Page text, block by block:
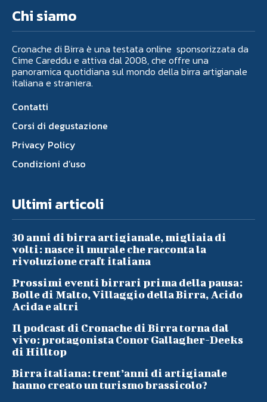
Chi siamo
Cronache di Birra è una testata online sponsorizzata da
Cime Careddu e attiva dal 2008, che offre una
panoramica quotidiana sul mondo della birra artigianale
italiana e straniera.
Contatti
Corsi di degustazione
Privacy Policy
Condizioni d’uso
Ultimi articoli
30 anni di birra artigianale, migliaia di
volti: nasce il murale che racconta la
rivoluzione craft italiana
Prossimi eventi birrari prima della pausa:
Bolle di Malto, Villaggio della Birra, Acido
Acida e altri
Il podcast di Cronache di Birra torna dal
vivo: protagonista Conor Gallagher-Deeks
di Hilltop
Birra italiana: trent’anni di artigianale
hanno creato un turismo brassicolo?